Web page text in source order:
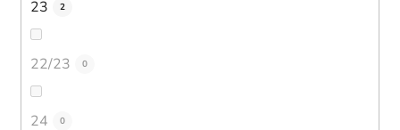
23 2
22/23 0
24 0